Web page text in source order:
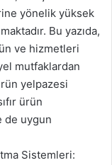
yönelik yüksek
Bu yazıda,
ve hizmetleri
mutfaklardan
yelpazesi
ürün
de uygun
Sistemleri: